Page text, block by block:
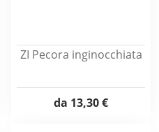
ZI Pecora inginocchiata
da 13,30 €